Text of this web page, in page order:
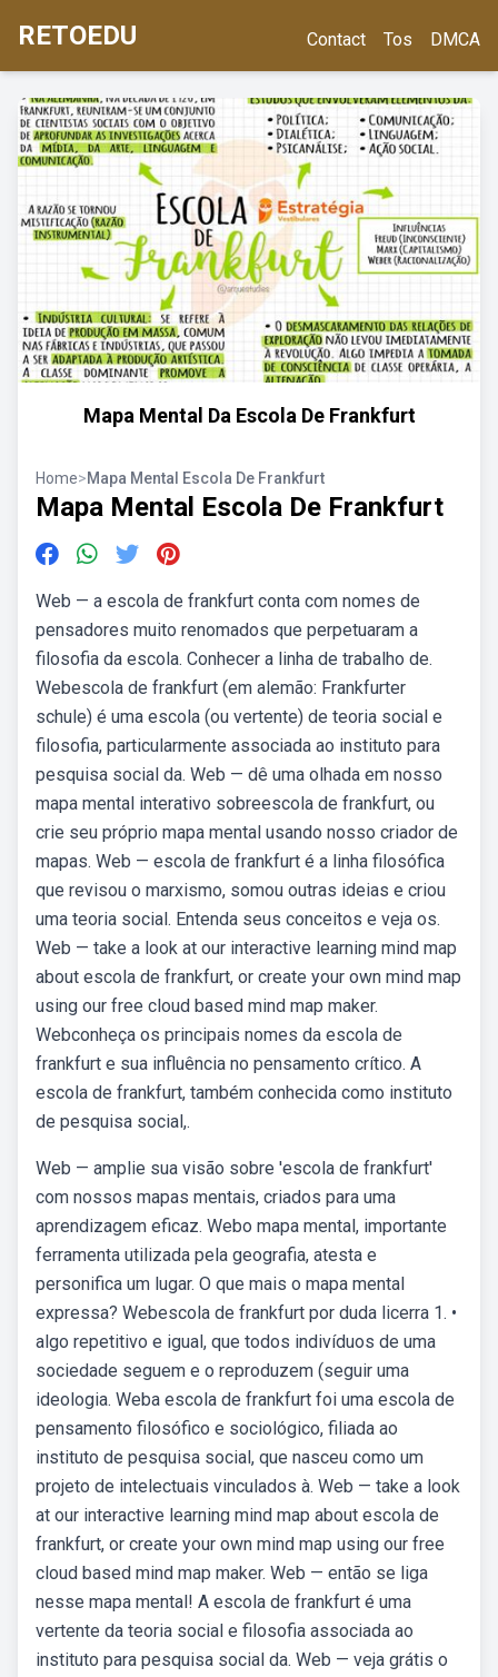
RETOEDU Contact Tos DMCA
Mapa Mental Da Escola De Frankfurt
Home>Mapa Mental Escola De Frankfurt
Mapa Mental Escola De Frankfurt
Web — a escola de frankfurt conta com nomes de
pensadores muito renomados que perpetuaram a
filosofia da escola. Conhecer a linha de trabalho de.
Webescola de frankfurt (em alemão: Frankfurter
schule) é uma escola (ou vertente) de teoria social e
filosofia, particularmente associada ao instituto para
pesquisa social da. Web — dê uma olhada em nosso
mapa mental interativo sobreescola de frankfurt, ou
crie seu próprio mapa mental usando nosso criador de
mapas. Web — escola de frankfurt é a linha filosófica
que revisou o marxismo, somou outras ideias e criou
uma teoria social. Entenda seus conceitos e veja os.
Web — take a look at our interactive learning mind map
about escola de frankfurt, or create your own mind map
using our free cloud based mind map maker.
Webconheça os principais nomes da escola de
frankfurt e sua influência no pensamento crítico. A
escola de frankfurt, também conhecida como instituto
de pesquisa social,.
Web — amplie sua visão sobre 'escola de frankfurt'
com nossos mapas mentais, criados para uma
aprendizagem eficaz. Webo mapa mental, importante
ferramenta utilizada pela geografia, atesta e
personifica um lugar. O que mais o mapa mental
expressa? Webescola de frankfurt por duda licerra 1. •
algo repetitivo e igual, que todos indivíduos de uma
sociedade seguem e o reproduzem (seguir uma
ideologia. Weba escola de frankfurt foi uma escola de
pensamento filosófico e sociológico, filiada ao
instituto de pesquisa social, que nasceu como um
projeto de intelectuais vinculados à. Web — take a look
at our interactive learning mind map about escola de
frankfurt, or create your own mind map using our free
cloud based mind map maker. Web — então se liga
nesse mapa mental! A escola de frankfurt é uma
vertente da teoria social e filosofia associada ao
instituto para pesquisa social da. Web — veja grátis o